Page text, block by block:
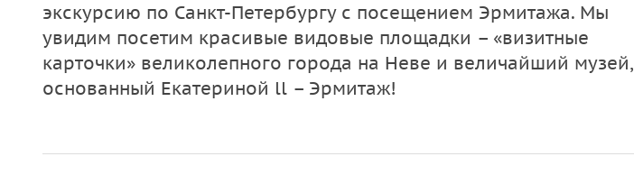
экскурсию по Санкт-Петербургу с посещением Эрмитажа. Мы
увидим посетим красивые видовые площадки – «визитные
карточки» великолепного города на Неве и величайший музей,
основанный Екатериной ll – Эрмитаж!